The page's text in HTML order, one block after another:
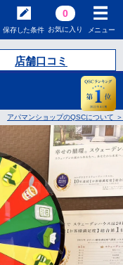
保存した条件
0
お気に入り メニュー
店舗口コミ
アパマンショップのQSCについて